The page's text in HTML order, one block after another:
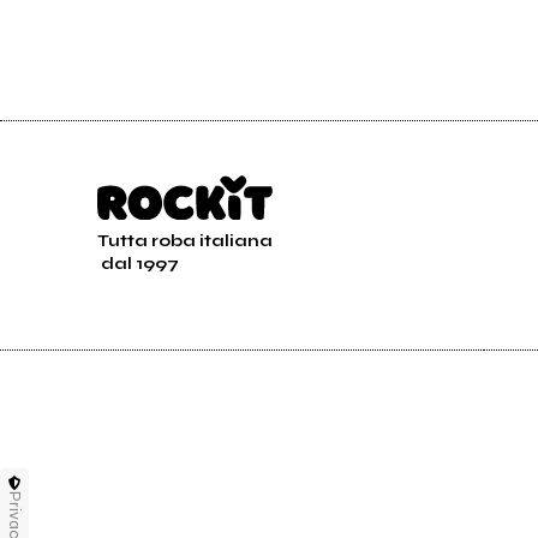
Tutta roba italiana
dal 1997
Privacy